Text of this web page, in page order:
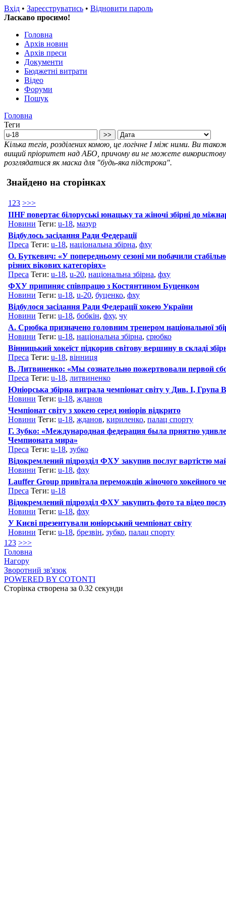
Вхід • Зареєструватись • Відновити пароль
Ласкаво просимо!
Головна
Архів новин
Архів преси
Документи
Бюджетні витрати
Відео
Форуми
Пошук
Головна
Теги
Кілька тегів, розділених комою, це логічне І між ними. Ви
вищий пріоритет над АБО, причому ви не можете
розглядатися як маска для "будь-яка підстрока".
Знайдено на сторінках
123 >>>
IIHF повертає білоруські юнацьку та жіночі збірні до
Новини Теги: u-18, мазур
Відбулось засідання Ради Федерації
Преса Теги: u-18, національна збірна, фху
О. Буткевич: «У попередньому сезоні ми побачили
різних вікових категоріях»
Преса Теги: u-18, u-20, національна збірна, фху
ФХУ припиняє співпрацю з Костянтином Буценком
Новини Теги: u-18, u-20, буценко, фху
Відбулося засідання Ради Федерації хокею України
Новини Теги: u-18, бобкін, фху, чу
А. Срюбка призначено головним тренером національної
Новини Теги: u-18, національна збірна, срюбко
Вінницький хокеїст підкорив світову вершину в складі
Преса Теги: u-18, вінниця
В. Литвиненко: «Мы сознательно пожертвовали первой
Преса Теги: u-18, литвиненко
Юніорська збірна виграла чемпіонат світу у Див. I, Група B
Новини Теги: u-18, жданов
Чемпіонат світу з хокею серед юніорів відкрито
Новини Теги: u-18, жданов, кириленко, палац спорту
Г. Зубко: «Международная федерация была приятно
Чемпионата мира»
Преса Теги: u-18, зубко
Відокремлений підрозділ ФХУ закупив послуг вартістю
Новини Теги: u-18, фху
Lauffer Group привітала переможців жіночого хокейного
Преса Теги: u-18
Відокремлений підрозділ ФХУ закупить фото та відео
Новини Теги: u-18, фху
У Києві презентували юніорський чемпіонат світу
Новини Теги: u-18, брезвін, зубко, палац спорту
123 >>>
Головна
Нагору
Зворотний зв'язок
POWERED BY COTONTI
Сторінка створена за 0.32 секунди